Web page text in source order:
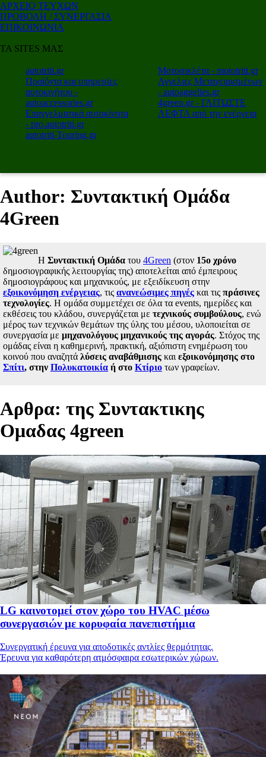
ΑΡΧΕΙΟ ΤΕΥΧΩΝ
ΠΡΟΒΟΛΗ / ΣΥΝΕΡΓΑΣΙΑ
ΕΠΙΚΟΙΝΩΝΙΑ
ΤΑ SITES ΜΑΣ
autotriti.gr
Προϊόντα και υπηρεσίες
αυτοκινήτου -
autoaccessories.gr
Επαγγελματικά αυτοκίνητα
- pro.autotriti.gr
autotriti-Touring.gr
Μοτοσικλέτα - mototriti.gr
Αγγελιες Μεταχειρισμένων
- autoaggelies.gr
4green.gr - ΓΛΙΤΩΣΤΕ
ΛΕΦΤΑ από την ενέργεια
Author: Συντακτική Ομάδα
4Green
Η Συντακτική Ομάδα του 4Green (στον 15ο χρόνο
δημοσιογραφικής λειτουργίας της) αποτελείται από έμπειρους
δημοσιογράφους και μηχανικούς, με εξειδίκευση στην
εξοικονόμηση ενέργειας, τις ανανεώσιμες πηγές και τις πράσινες
τεχνολογίες. Η ομάδα συμμετέχει σε όλα τα events, ημερίδες και
εκθέσεις του κλάδου, συνεργάζεται με τεχνικούς συμβούλους, ενώ
μέρος των τεχνικών θεμάτων της ύλης του μέσου, υλοποιείται σε
συνεργασία με μηχανολόγους μηχανικούς της αγοράς. Στόχος της
ομάδας είναι η καθημερινή, πρακτική, αξιόπιστη ενημέρωση του
κοινού που αναζητά λύσεις αναβάθμισης και εξοικονόμησης στο
Σπίτι, στην Πολυκατοικία ή στο Κτίριο των γραφείων.
Aρθρα: της Συντακτικης
Ομαδας 4green
LG καινοτομεί στον χώρο του HVAC μέσω
συνεργασιών με κορυφαία πανεπιστήμια
Συνεργατική έρευνα για αποδοτικές αντλίες θερμότητας.
Έρευνα για καθαρότερη ατμόσφαιρα εσωτερικών χώρων.